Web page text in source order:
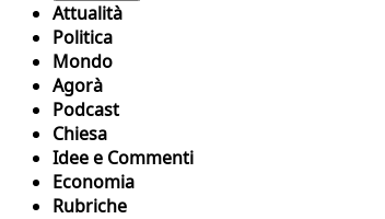
Attualità
Politica
Mondo
Agorà
Podcast
Chiesa
Idee e Commenti
Economia
Rubriche